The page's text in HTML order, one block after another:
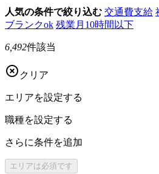
人気の条件で絞り込む 交通費支給
ブランクok 残業月10時間以下
6,492件該当
 クリア
エリアを設定する
職種を設定する
さらに条件を追加
エリアは必須です